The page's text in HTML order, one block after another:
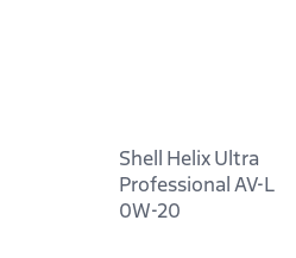
Shell Helix Ultra
Professional AV-L
0W-20